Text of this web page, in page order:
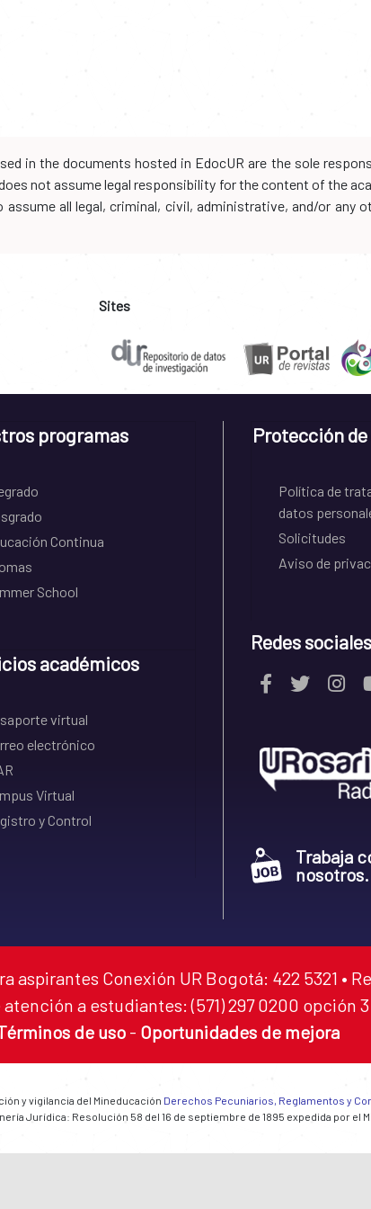
in the documents hosted in EdocUR are the sole
not assume legal responsibility for the content of the
all legal, criminal, civil, administrative, and/or
Sites
programas
Continua
School
académicos
virtual
electrónico
Virtual
y Control
Protección
Política de
datos
Solicitudes
Aviso de
Redes sociales
Trabaja
nosotros.
aspirantes Conexión UR Bogotá: 422 5321 •
a estudiantes: (571) 297 0200 opción
de uso - Oportunidades de mejora
y vigilancia del Mineducación Derechos Pecuniarios, Reglamentos y
Jurídica: Resolución 58 del 16 de septiembre de 1895 expedida por el